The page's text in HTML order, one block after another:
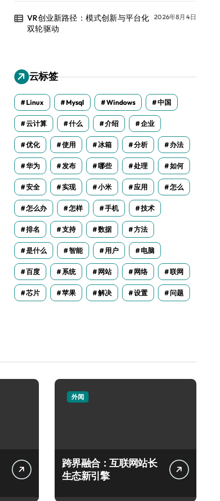
VR创业新路径：模式创新与平台化
双轮驱动
2026年8月4日
云标签
Linux Mysql Windows 中国
云计算 什么 介绍 企业
优化 使用 冰箱 分析 办法
华为 发布 哪些 处理 如何
安全 实现 小米 应用 怎么
怎么办 怎样 手机 技术
排名 支持 数据 方法
是什么 智能 用户 电脑
百度 系统 网站 网络 联网
芯片 苹果 解决 设置 问题
外闻
跨界融合：互联网站长
生态新引擎